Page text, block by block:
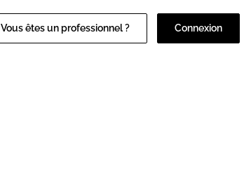
Vous êtes un professionnel ? Connexion